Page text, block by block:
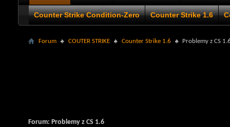
Counter Strike Condition-Zero Counter Strike 1.6
Forum COUTER STRIKE Counter Strike 1.6 Problemy z CS
Forum: Problemy z CS 1.6